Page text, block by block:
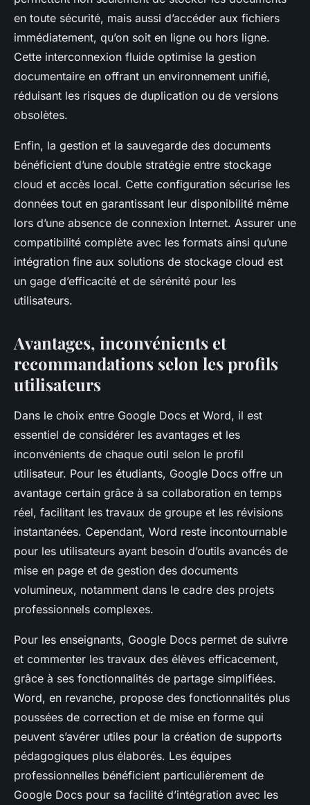
en toute sécurité, mais aussi d’accéder aux fichiers
immédiatement, qu’on soit en ligne ou hors ligne.
Cette interconnexion fluide optimise la gestion
documentaire en offrant un environnement unifié,
réduisant les risques de duplication ou de versions
obsolètes.
Enfin, la gestion et la sauvegarde des documents
bénéficient d’une double stratégie entre stockage
cloud et accès local. Cette configuration sécurise les
données tout en garantissant leur disponibilité même
lors d’une absence de connexion Internet. Assurer une
compatibilité complète avec les formats ainsi qu’une
intégration fine aux solutions de stockage cloud est
un gage d’efficacité et de sérénité pour les
utilisateurs.
Avantages, inconvénients et
recommandations selon les profils
utilisateurs
Dans le choix entre Google Docs et Word, il est
essentiel de considérer les avantages et les
inconvénients de chaque outil selon le profil
utilisateur. Pour les étudiants, Google Docs offre un
avantage certain grâce à sa collaboration en temps
réel, facilitant les travaux de groupe et les révisions
instantanées. Cependant, Word reste incontournable
pour les utilisateurs ayant besoin d’outils avancés de
mise en page et de gestion des documents
volumineux, notamment dans le cadre des projets
professionnels complexes.
Pour les enseignants, Google Docs permet de suivre
et commenter les travaux des élèves efficacement,
grâce à ses fonctionnalités de partage simplifiées.
Word, en revanche, propose des fonctionnalités plus
poussées de correction et de mise en forme qui
peuvent s’avérer utiles pour la création de supports
pédagogiques plus élaborés. Les équipes
professionnelles bénéficient particulièrement de
Google Docs pour sa facilité d’intégration avec les